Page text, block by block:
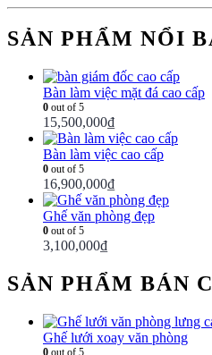
SẢN PHẨM NỔI
Bàn làm việc mặt đá cao cấp
0 out of 5
15,500,000₫
Bàn làm việc cao cấp
0 out of 5
16,900,000₫
Ghế văn phòng đẹp
0 out of 5
3,100,000₫
SẢN PHẨM BÁN
Ghế lưới xoay văn phòng
0 out of 5